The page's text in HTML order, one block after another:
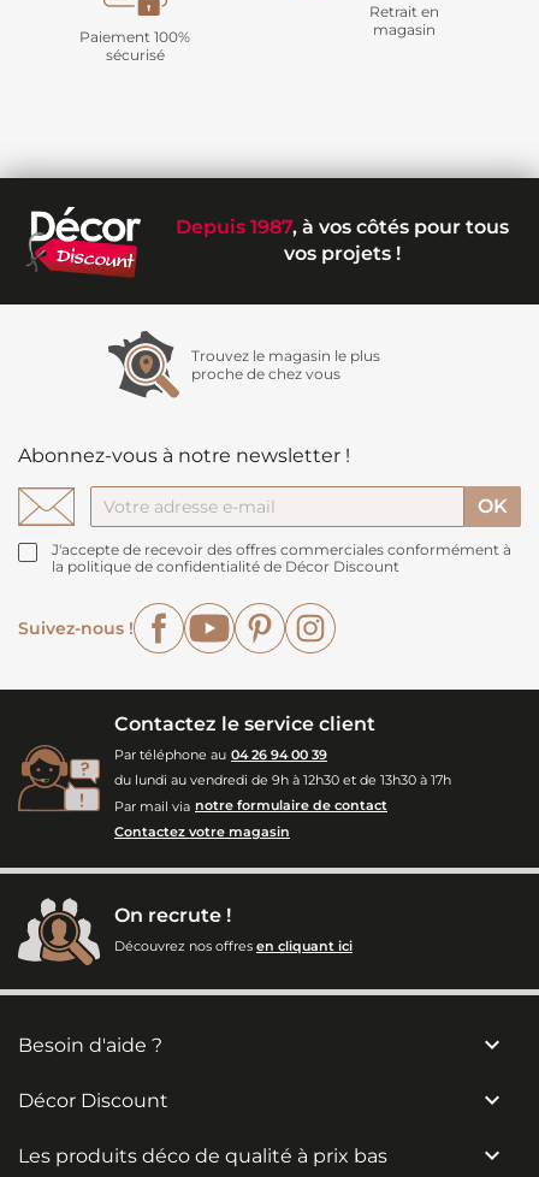
Paiement 100%
sécurisé
Retrait en
magasin
Depuis 1987, à vos côtés pour tous
vos projets !
Trouvez le magasin le plus
proche de chez vous
Abonnez-vous à notre newsletter !
J'accepte de recevoir des offres commerciales conformément à
la politique de confidentialité de Décor Discount
Suivez-nous !
FacebookYouTubePinterest
Contactez le service client
Par téléphone au 04 26 94 00 39
du lundi au vendredi de 9h à 12h30 et de 13h30 à 17h
Par mail via notre formulaire de contact
Contactez votre magasin
On recrute !
Découvrez nos offres en cliquant ici
Besoin d'aide ? 
Décor Discount 
Les produits déco de qualité à prix bas 